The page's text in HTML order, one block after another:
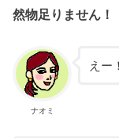
然物足りません！
ナオミ
えー